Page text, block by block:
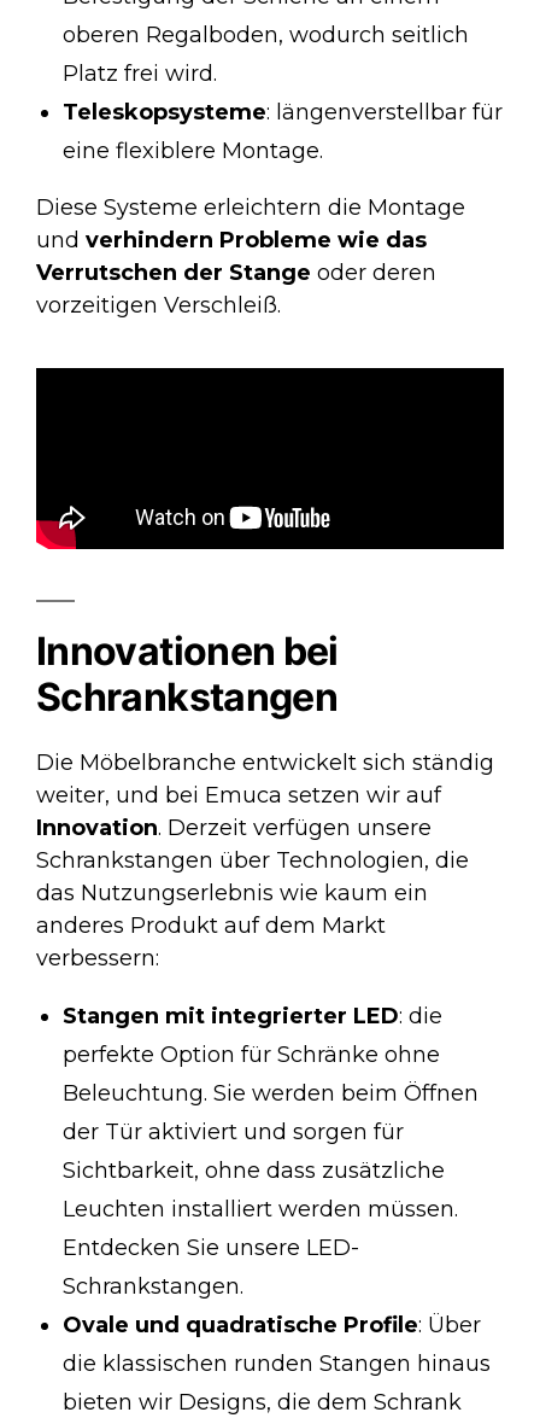
oberen Regalboden, wodurch seitlich
Platz frei wird.
Teleskopsysteme: längenverstellbar für
eine flexiblere Montage.
Diese Systeme erleichtern die Montage
und verhindern Probleme wie das
Verrutschen der Stange oder deren
vorzeitigen Verschleiß.
Innovationen bei
Schrankstangen
Die Möbelbranche entwickelt sich ständig
weiter, und bei Emuca setzen wir auf
Innovation. Derzeit verfügen unsere
Schrankstangen über Technologien, die
das Nutzungserlebnis wie kaum ein
anderes Produkt auf dem Markt
verbessern:
Stangen mit integrierter LED: die
perfekte Option für Schränke ohne
Beleuchtung. Sie werden beim Öffnen
der Tür aktiviert und sorgen für
Sichtbarkeit, ohne dass zusätzliche
Leuchten installiert werden müssen.
Entdecken Sie unsere LED-
Schrankstangen.
Ovale und quadratische Profile: Über
die klassischen runden Stangen hinaus
bieten wir Designs, die dem Schrank